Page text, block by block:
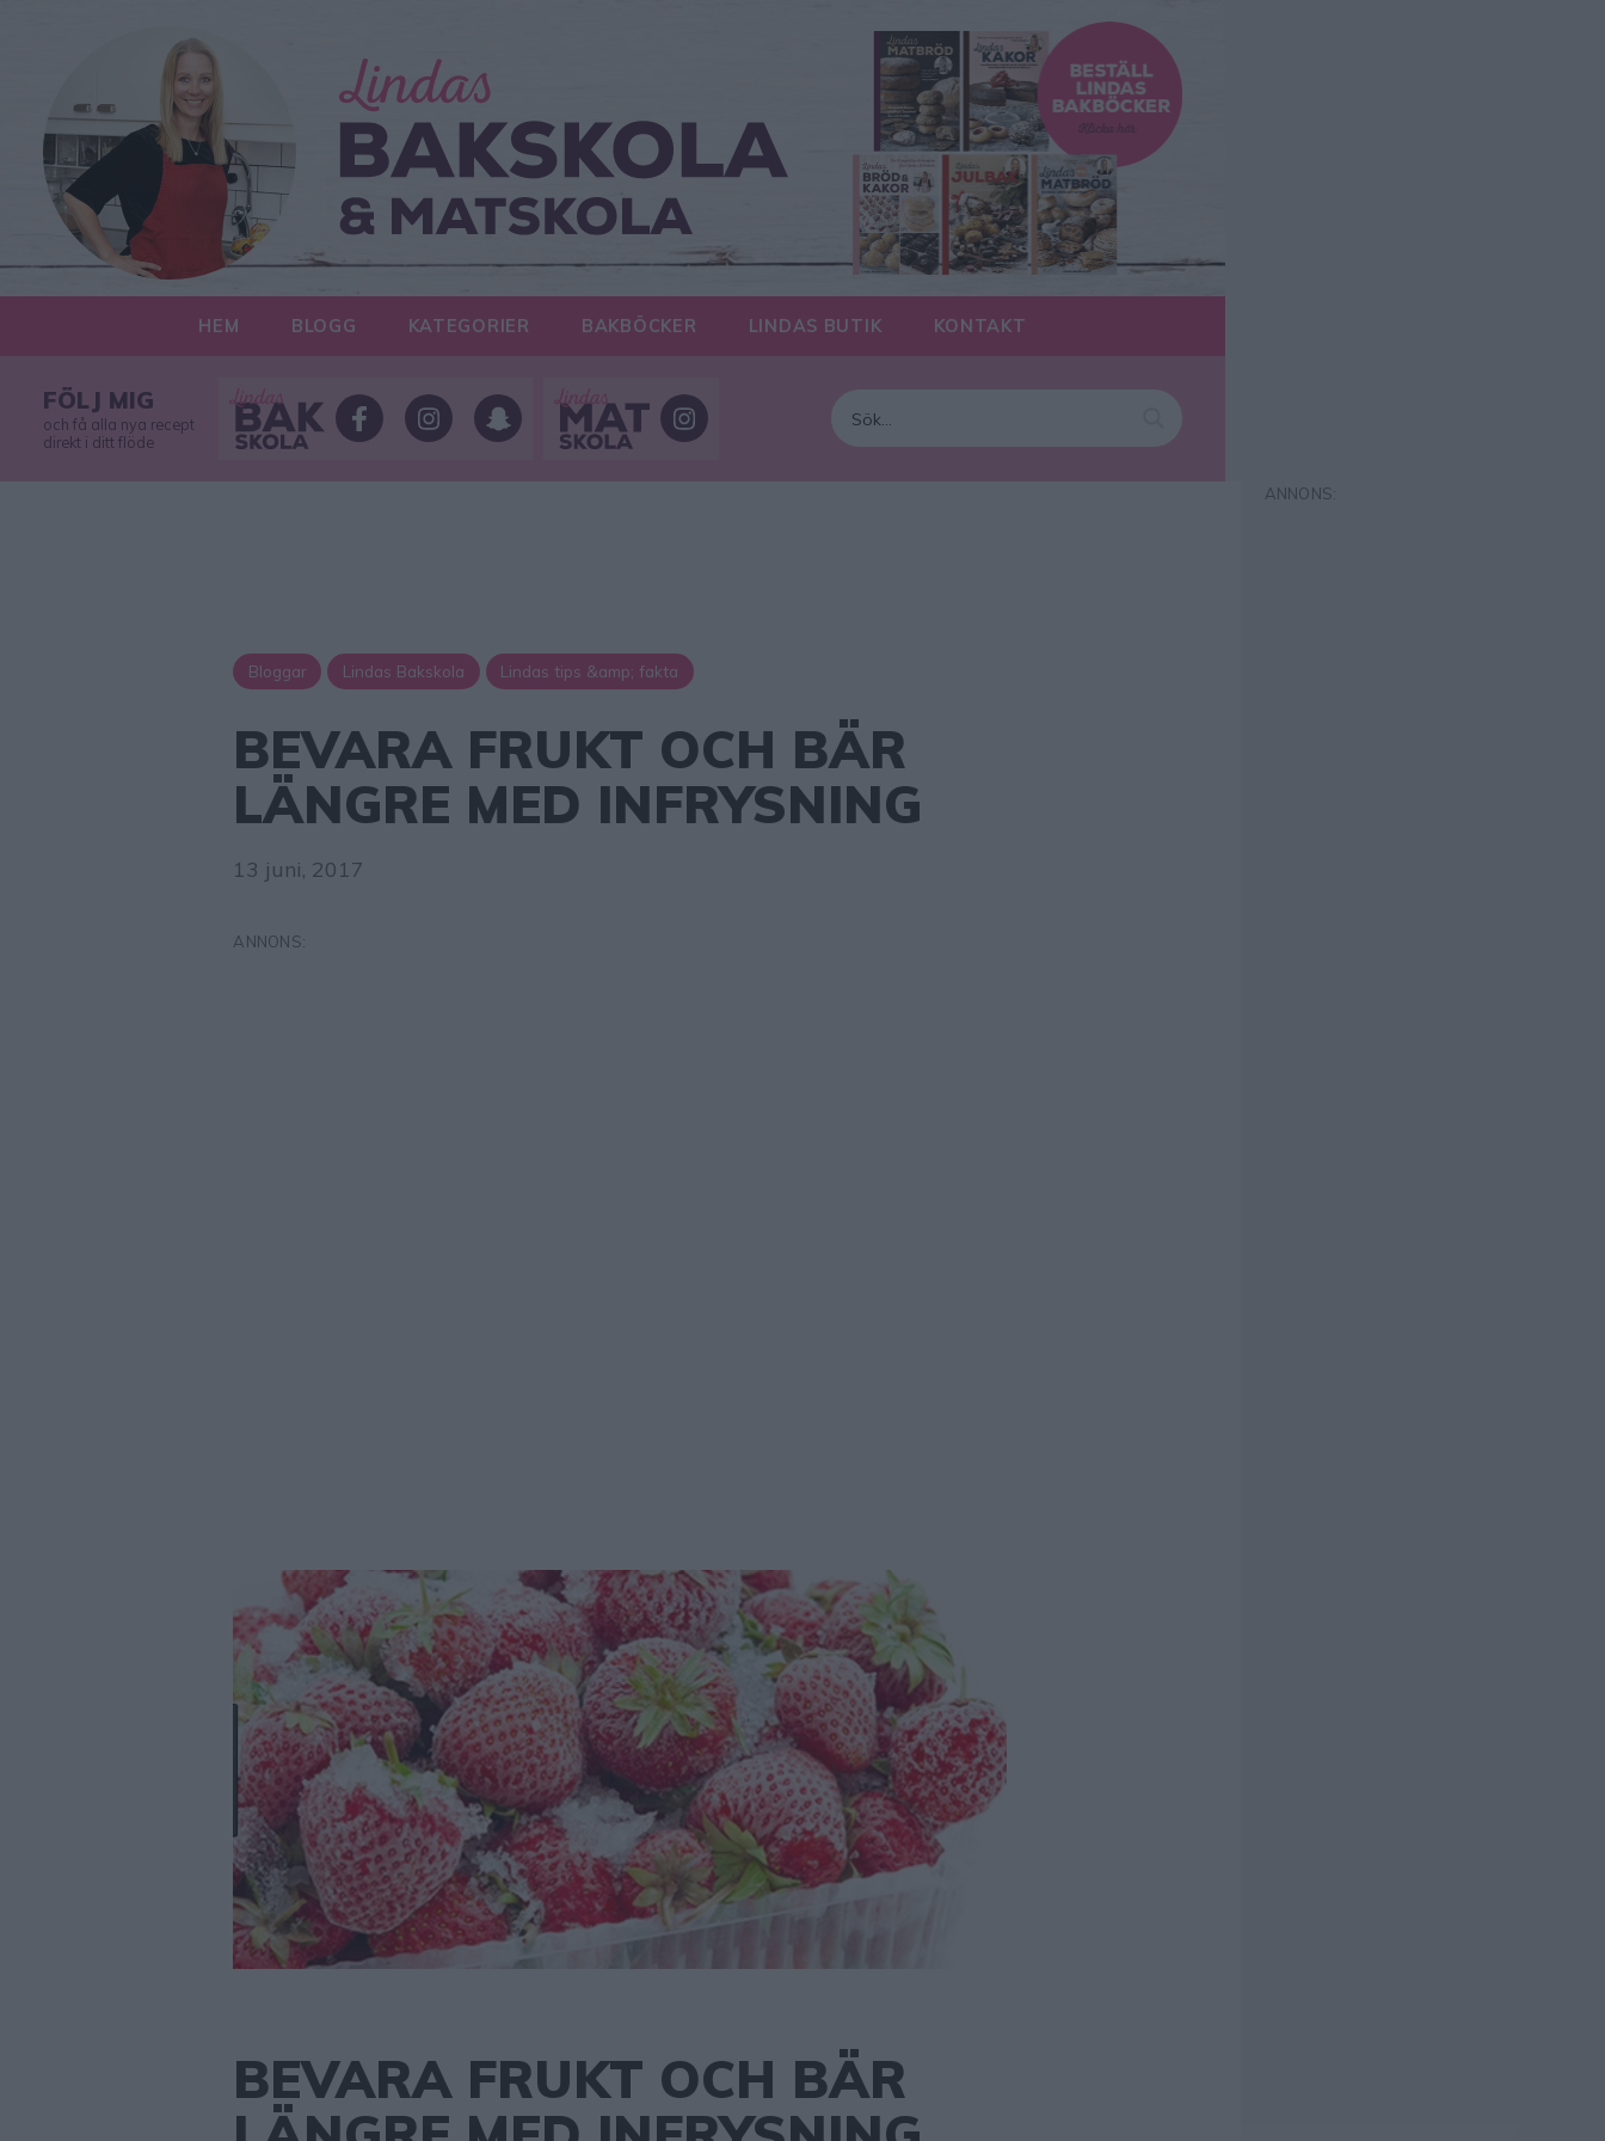
HEM BLOGG KATEGORIER BAKBÖCKER LINDAS BUTIK KONTAKT
FÖLJ MIG
och få alla nya recept
direkt i ditt flöde
Bloggar Lindas Bakskola Lindas tips &amp; fakta
BEVARA FRUKT OCH BÄR
LÄNGRE MED INFRYSNING
13 juni, 2017
BEVARA FRUKT OCH BÄR